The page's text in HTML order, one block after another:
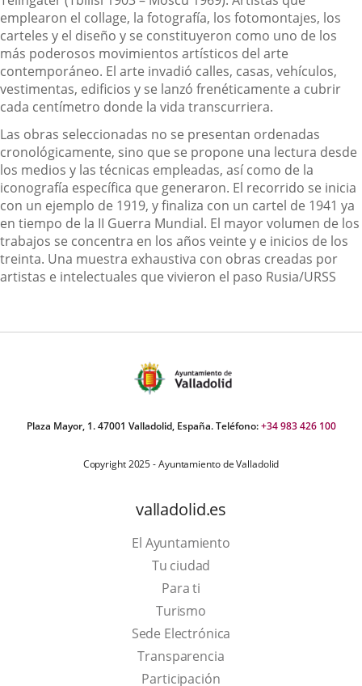
emplearon el collage, la fotografía, los fotomontajes, los
carteles y el diseño y se constituyeron como uno de los
más poderosos movimientos artísticos del arte
contemporáneo. El arte invadió calles, casas, vehículos,
vestimentas, edificios y se lanzó frenéticamente a cubrir
cada centímetro donde la vida transcurriera.
Las obras seleccionadas no se presentan ordenadas
cronológicamente, sino que se propone una lectura desde
los medios y las técnicas empleadas, así como de la
iconografía específica que generaron. El recorrido se inicia
con un ejemplo de 1919, y finaliza con un cartel de 1941 ya
en tiempo de la II Guerra Mundial. El mayor volumen de los
trabajos se concentra en los años veinte y e inicios de los
treinta. Una muestra exhaustiva con obras creadas por
artistas e intelectuales que vivieron el paso Rusia/URSS
Plaza Mayor, 1. 47001 Valladolid, España. Teléfono:+34 983 426 100
Copyright 2025 - Ayuntamiento de Valladolid
valladolid.es
El Ayuntamiento
Tu ciudad
Para ti
TurismoThis
link
will
open
Sede Electrónica
Transparencia
Participación